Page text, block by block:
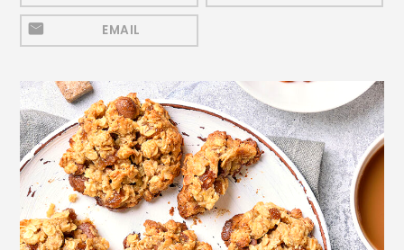
Băuturi
Băuturi calde
Băuturi reci
Cocktail-uri
Smoothies
Ceva Dulce
Biscuiți, Bomboane și
Fursecuri
EMAIL